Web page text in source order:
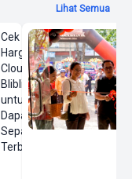
Lihat Semua
Cek
Harga On
Cloud di
Blibli
untuk
Dapatkan
Sepatu
Terbaru